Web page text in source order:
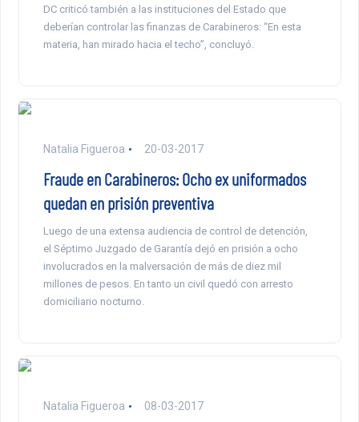
DC criticó también a las instituciones del Estado que
deberían controlar las finanzas de Carabineros: “En esta
materia, han mirado hacia el techo”, concluyó.
Natalia Figueroa 20-03-2017
Fraude en Carabineros: Ocho ex uniformados
quedan en prisión preventiva
Luego de una extensa audiencia de control de detención,
el Séptimo Juzgado de Garantía dejó en prisión a ocho
involucrados en la malversación de más de diez mil
millones de pesos. En tanto un civil quedó con arresto
domiciliario nocturno.
Natalia Figueroa 08-03-2017